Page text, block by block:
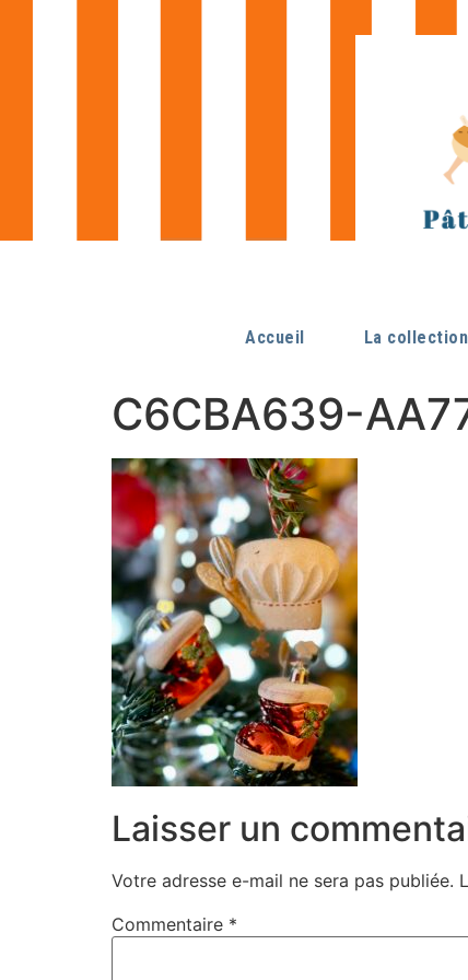
Accueil La collection
C6CBA639-
Laisser un
Votre adresse e-mail ne sera pas publiée.
Commentaire *